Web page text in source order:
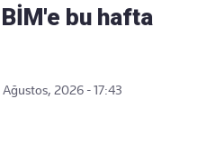
bu hafta
Ağustos, 2026 - 17:43